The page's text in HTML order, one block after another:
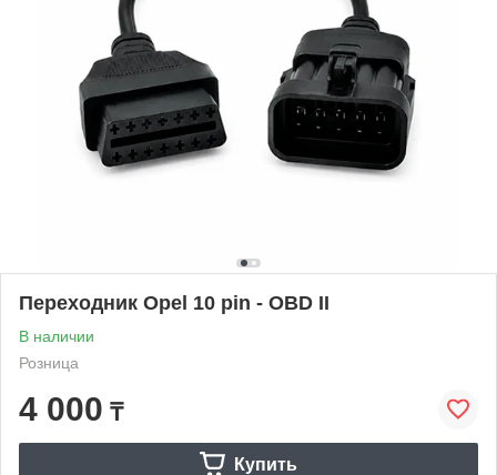
Переходник Opel 10 pin - OBD II
В наличии
Розница
4 000 ₸
Купить